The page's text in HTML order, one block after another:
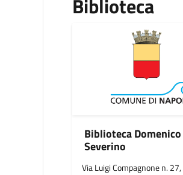
Biblioteca
Biblioteca Domenico
Severino
Via Luigi Compagnone n.